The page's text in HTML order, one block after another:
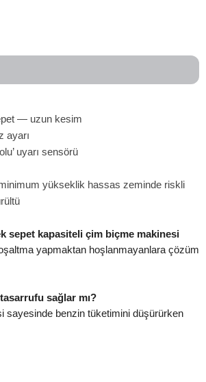
— uzun kesim
ayarı
uyarı sensörü
yükseklik hassas zeminde riskli
sepet kapasiteli çim biçme makinesi
yapmaktan hoşlanmayanlara çözüm
sağlar mı?
sayesinde benzin tüketimini düşürürken